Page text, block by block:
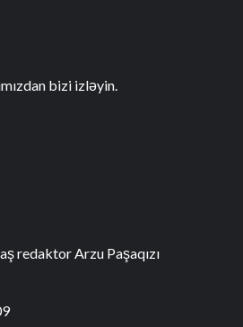
bizi izləyin.
redaktor Arzu Paşaqızı